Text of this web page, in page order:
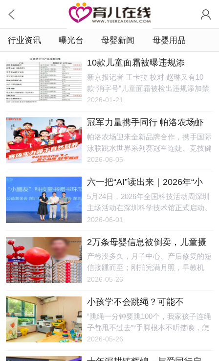
行业资讯 曝光台 母婴新闻 母婴用品
10款儿童面霜被曝违规添
加，“检出禁用激素甚至兽药成
分”
新京报记者 王卡拉 校对 赵琳又有10
款“消字号”儿童面霜被检出违规添加禁
用激素甚至兽药成分。测评博主“老爸
15日在新浪微博发布了上述结果。1月
16日，“这些儿童面霜千万别给宝宝
用”的话题冲上热搜。新京报记者发
现，多个涉事企业都曾被监管部门处
销，但购物平台上仍有部分产品在售。
2021年，“消字号”产品“益芙灵多效特护
抑菌霜”违法添加激素导致婴儿变“大头
娃娃”事件引发公众及监管部门等高度
关注，尽管近年来监管力度不断加大，
2026-01-21
冠军力量携手同行 帕洛农场虾
青素鸡蛋打造品质好蛋
帕洛农场迎来全新品牌合作，携手国际
泳联跳水世界系列赛冠军连婕、竞技健
美操世界杯冠军陶绪、跆拳道世锦赛冠
体操冠军张婧彧达成战略合作。结合专
业运动健康理念，助力国民膳食优化，
促进功能农业与运动健康领域携手发
展。图一: 国际泳联跳水世界系列赛冠
绪图三：跆拳道世锦赛冠军魏梦月
冠军严选：专业眼光印证产品品质
此次签约的五位运动员，分别来自跳
水、健美操、跆拳道、速度滑冰、艺术
体操五大高强度运动项目。长期高密度
2026-06-05
六一把“AI”读出来｜2026年“小
鹏友科技书单”正式发布
5月24日，2026年全国科技活动周深圳
主场活动在深圳科学技术馆正式启动。
活动现场，小鹏公益联合深圳市爱阅公
布“小鹏友科技书单”，并向馆方捐赠了
全套入选图书，在科技馆内设立常
驻“科技阅读角”，为孩子们打造了一方
探索科学的阅读天地。深圳市科协党组
会副主席石兴中，以及全市各区科协与
科技部门负责人、市级科普基地及市属
学会代表、学校师生等200余人共同见
证了这一时刻。从“生态”到“科技”：一
份书单的五年进化“小鹏友科技书单”的
2026-06-01
2万条母婴信息被倒卖，儿童摄
影店主获刑！起底围猎母婴隐
私的黑色产业链
产检没多久，月子中心、产后修复的短
信接踵而至；刚拍完满月照，早教机
构、家政服务的电话轮番轰炸……这
父母。有人或许以为，这只是“大数据
营销”，殊不知，这种精准骚扰背后可
能隐藏着一条将个人信息明码标价的黑
色产业链。近日，济南市槐荫区人民法
关于儿童摄影店老板非法收集、出售客
2026-05-26
小孩学不会跳绳？可能不
是“笨”，而是感统失调！苏州感
统训练指南来了
“跳绳一分钟要跳100个，我家孩子连绳
子都甩不过去”“手脚根本不听使唤，怎
么教都学不会”——每到开学季的体能
2026-05-26